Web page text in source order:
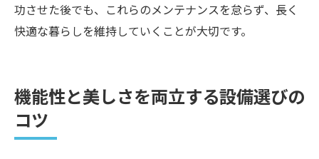
功させた後でも、これらのメンテナンスを怠らず、長く
快適な暮らしを維持していくことが大切です。
機能性と美しさを両立する設備選びの
コツ